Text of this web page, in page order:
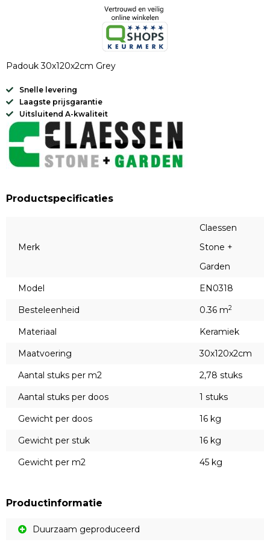
Padouk 30x120x2cm Grey
Snelle levering
Laagste prijsgarantie
Uitsluitend A-kwaliteit
Productspecificaties
Merk
Claessen
Stone +
Garden
Model
EN0318
Besteleenheid
0.36 m2
Materiaal
Keramiek
Maatvoering
30x120x2cm
Aantal stuks per m2
2,78 stuks
Aantal stuks per doos
1 stuks
Gewicht per doos
16 kg
Gewicht per stuk
16 kg
Gewicht per m2
45 kg
Productinformatie
Duurzaam geproduceerd